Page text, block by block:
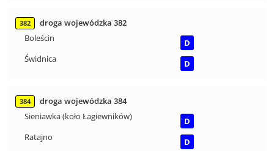
382
droga wojewódzka 382
Boleścin
D
Świdnica
D
384
droga wojewódzka 384
Sieniawka (koło Łagiewników)
D
Ratajno
D